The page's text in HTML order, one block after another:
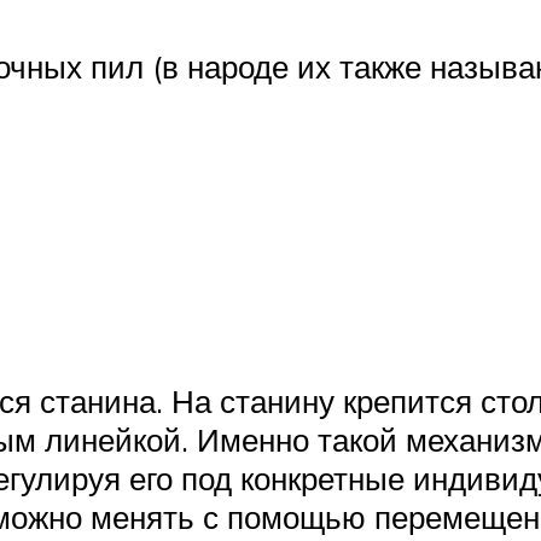
пил (в народе их также
станина. На станину крепится
линейкой. Именно такой
его под конкретные
менять с помощью